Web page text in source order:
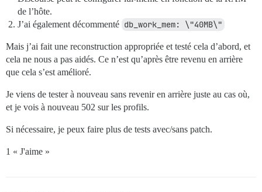
de l’hôte.
J’ai également décommenté db_work_mem: \"40MB\"
Mais j’ai fait une reconstruction appropriée et testé cela d’abord, et
cela ne nous a pas aidés. Ce n’est qu’après être revenu en arrière
que cela s’est amélioré.
Je viens de tester à nouveau sans revenir en arrière juste au cas où,
et je vois à nouveau 502 sur les profils.
Si nécessaire, je peux faire plus de tests avec/sans patch.
1 « J'aime »